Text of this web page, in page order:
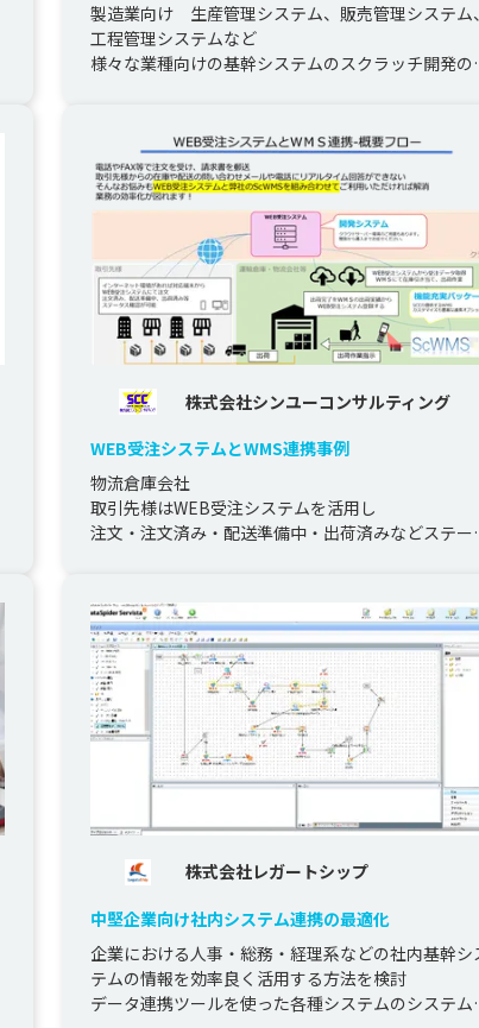
製造業向け　生産管理システム、販売管理システム
工程管理システムなど
様々な業種向けの基幹システムのスクラッチ開発の
株式会社シンユーコンサルティング
WEB受注システムとWMS連携事例
物流倉庫会社
取引先様はWEB受注システムを活用し
注文・注文済み・配送準備中・出荷済みなどステー
株式会社レガートシップ
中堅企業向け社内システム連携の最適化
企業における人事・総務・経理系などの社内基幹シ
テムの情報を効率良く活用する方法を検討
データ連携ツールを使った各種システムのシステム